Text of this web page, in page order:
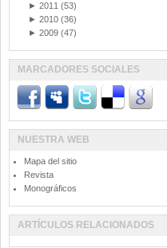
► 2011 (53)
► 2010 (36)
► 2009 (47)
MARCADORES SOCIALES
NUESTRA WEB
Mapa del sitio
Revista
Monográficos
ARTÍCULOS RELACIONADOS